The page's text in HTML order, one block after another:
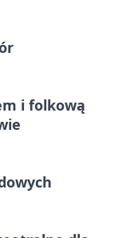
i folkową